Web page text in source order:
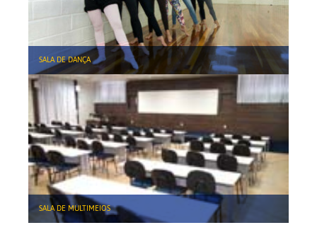
SALA DE DANÇA
SALA DE MULTIMEIOS